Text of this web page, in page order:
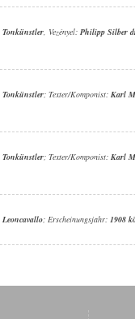
Tonkünstler, Vezényel: Philipp Silber
Tonkünstler; Texter/Komponist: Karl
Tonkünstler; Texter/Komponist: Karl
; Erscheinungsjahr: 1908